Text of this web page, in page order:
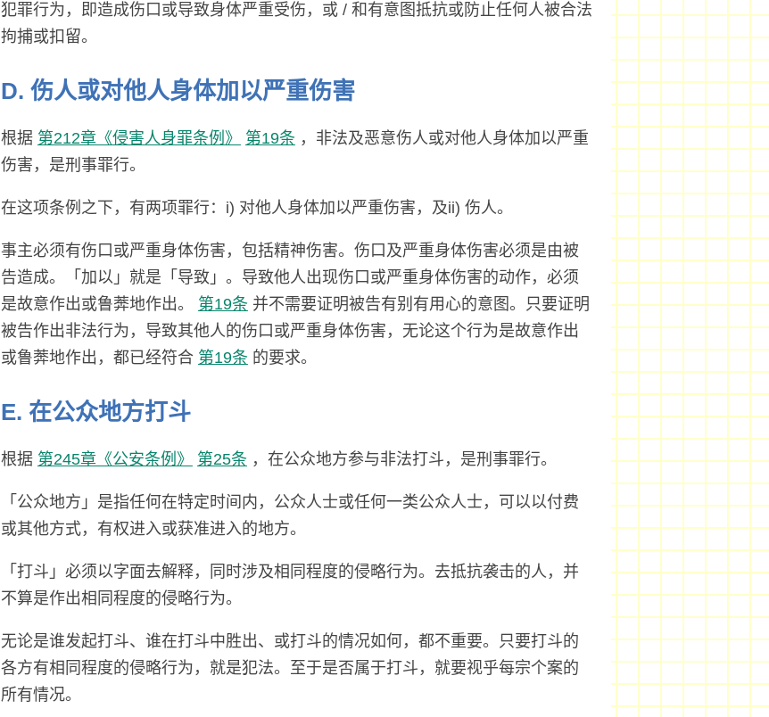
犯罪行为，即造成伤口或导致身体严重受伤，或 / 和有意图抵抗或防止任何人被合法
拘捕或扣留。
D. 伤人或对他人身体加以严重伤害
根据 第212章《侵害人身罪条例》 第19条，非法及恶意伤人或对他人身体加以严重
伤害，是刑事罪行。
在这项条例之下，有两项罪行：i) 对他人身体加以严重伤害，及ii) 伤人。
事主必须有伤口或严重身体伤害，包括精神伤害。伤口及严重身体伤害必须是由被
告造成。「加以」就是「导致」。导致他人出现伤口或严重身体伤害的动作，必须
是故意作出或鲁莾地作出。 第19条并不需要证明被告有别有用心的意图。只要证明
被告作出非法行为，导致其他人的伤口或严重身体伤害，无论这个行为是故意作出
或鲁莾地作出，都已经符合 第19条的要求。
E. 在公众地方打斗
根据 第245章《公安条例》 第25条，在公众地方参与非法打斗，是刑事罪行。
「公众地方」是指任何在特定时间内，公众人士或任何一类公众人士，可以以付费
或其他方式，有权进入或获准进入的地方。
「打斗」必须以字面去解释，同时涉及相同程度的侵略行为。去抵抗袭击的人，并
不算是作出相同程度的侵略行为。
无论是谁发起打斗、谁在打斗中胜出、或打斗的情况如何，都不重要。只要打斗的
各方有相同程度的侵略行为，就是犯法。至于是否属于打斗，就要视乎每宗个案的
所有情况。